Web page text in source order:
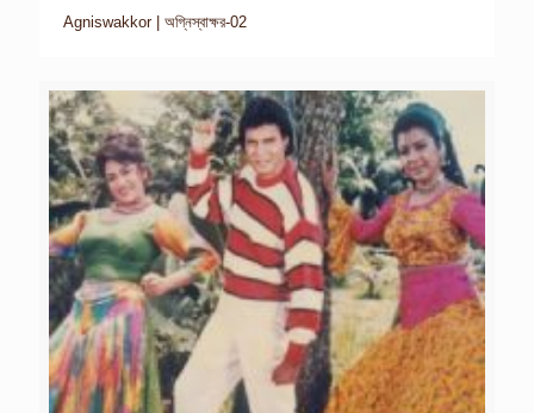
Agniswakkor | অগ্নিস্বাক্ষর-02